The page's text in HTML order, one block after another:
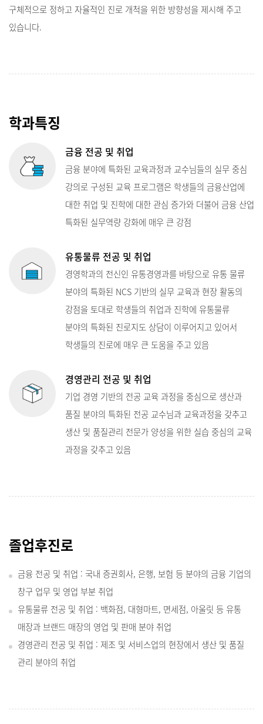
구체적으로 정하고 자율적인 진로 개척을 위한 방향성을 제시해 주고
있습니다.
학과특징
금융 전공 및 취업
금융 분야에 특화된 교육과정과 교수님들의 실무 중심
강의로 구성된 교육 프로그램은 학생들의 금융산업에
대한 취업 및 진학에 대한 관심 증가와 더불어 금융 산업
특화된 실무역량 강화에 매우 큰 강점
유통물류 전공 및 취업
경영학과의 전신인 유통경영과를 바탕으로 유통 물류
분야의 특화된 NCS 기반의 실무 교육과 현장 활동의
강점을 토대로 학생들의 취업과 진학에 유통물류
분야의 특화된 진로지도 상담이 이루어지고 있어서
학생들의 진로에 매우 큰 도움을 주고 있음
경영관리 전공 및 취업
기업 경영 기반의 전공 교육 과정을 중심으로 생산과
품질 분야의 특화된 전공 교수님과 교육과정을 갖추고
생산 및 품질관리 전문가 양성을 위한 실습 중심의 교육
과정을 갖추고 있음
졸업후진로
금융 전공 및 취업 : 국내 증권회사, 은행, 보험 등 분야의 금융 기업의
창구 업무 및 영업 부분 취업
유통물류 전공 및 취업 : 백화점, 대형마트, 면세점, 아울릿 등 유통
매장과 브랜드 매장의 영업 및 판매 분야 취업
경영관리 전공 및 취업 : 제조 및 서비스업의 현장에서 생산 및 품질
관리 분야의 취업